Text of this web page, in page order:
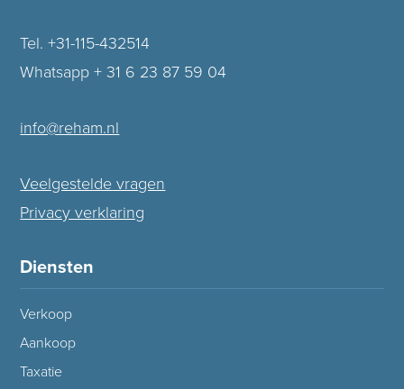
Tel. +31-115-432514
Whatsapp + 31 6 23 87 59 04
info@reham.nl
Veelgestelde vragen
Privacy verklaring
Diensten
Verkoop
Aankoop
Taxatie